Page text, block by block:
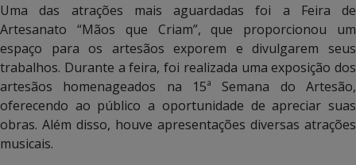
Uma das atrações mais aguardadas foi a Feira de
Artesanato “Mãos que Criam”, que proporcionou um
espaço para os artesãos exporem e divulgarem seus
trabalhos. Durante a feira, foi realizada uma exposição dos
artesãos homenageados na 15ª Semana do Artesão,
oferecendo ao público a oportunidade de apreciar suas
obras. Além disso, houve apresentações diversas atrações
musicais.